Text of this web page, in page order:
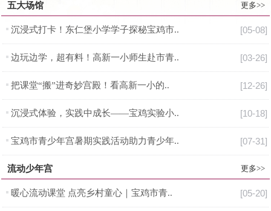
五大场馆 更多>>
沉浸式打卡！东仁堡小学学子探秘宝鸡市.. [05-08]
边玩边学，超有料！高新一小师生赴市青.. [03-26]
把课堂“搬”进奇妙宫殿！看高新一小的.. [12-26]
沉浸式体验，实践中成长——宝鸡实验小.. [10-18]
宝鸡市青少年宫暑期实践活动助力青少年.. [07-31]
流动少年宫 更多>>
暖心流动课堂 点亮乡村童心｜宝鸡市青.. [05-20]